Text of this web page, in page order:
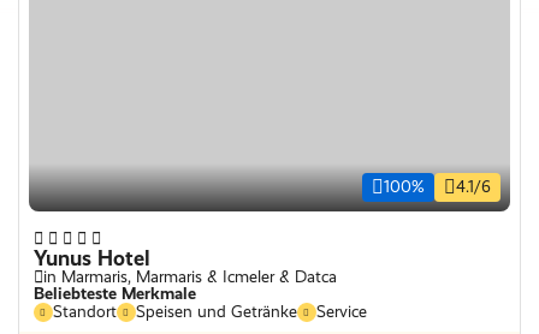
100% 4.1/6
Yunus Hotel
in Marmaris, Marmaris & Icmeler & Datca
Beliebteste Merkmale
Standort
Speisen und Getränke Service